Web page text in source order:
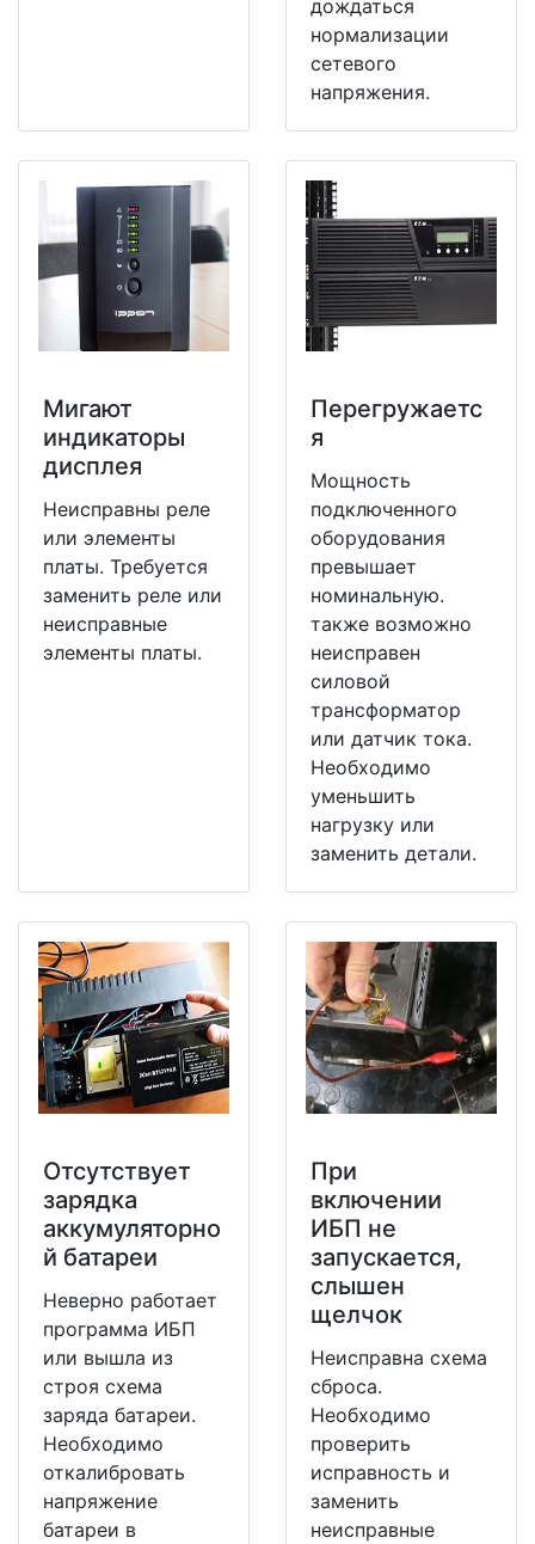
дождаться
нормализации
сетевого
напряжения.
Мигают
индикаторы
дисплея
Неисправны реле
или элементы
платы. Требуется
заменить реле или
неисправные
элементы платы.
Перегружаетс
я
Мощность
подключенного
оборудования
превышает
номинальную.
также возможно
неисправен
силовой
трансформатор
или датчик тока.
Необходимо
уменьшить
нагрузку или
заменить детали.
Отсутствует
зарядка
аккумуляторно
й батареи
Неверно работает
программа ИБП
или вышла из
строя схема
заряда батареи.
Необходимо
откалибровать
напряжение
батареи в
При
включении
ИБП не
запускается,
слышен
щелчок
Неисправна схема
сброса.
Необходимо
проверить
исправность и
заменить
неисправные